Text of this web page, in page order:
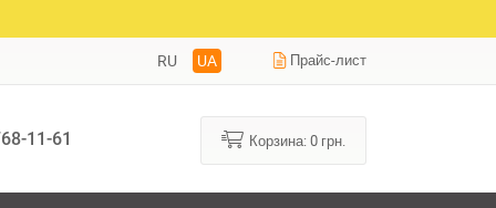
RU UA Прайс-лист
11-61 Корзина:0 грн.